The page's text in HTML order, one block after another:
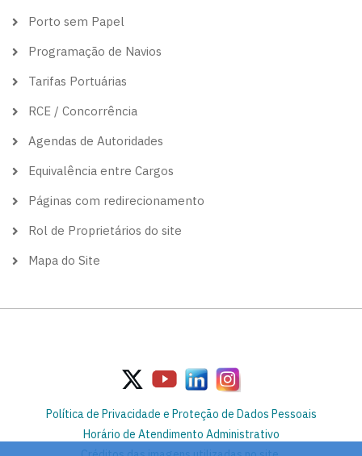
Porto sem Papel
Programação de Navios
Tarifas Portuárias
RCE / Concorrência
Agendas de Autoridades
Equivalência entre Cargos
Páginas com redirecionamento
Rol de Proprietários do site
Mapa do Site
Política de Privacidade e Proteção de Dados Pessoais
Horário de Atendimento Administrativo